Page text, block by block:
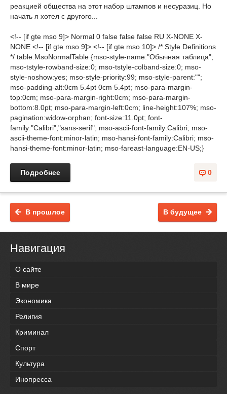
реакцией общества на этот набор штампов и несуразиц. Но
начать я хотел с другого...
<!-- [if gte mso 9]> Normal 0 false false false RU X-NONE X-
NONE <!-- [if gte mso 9]> <!-- [if gte mso 10]> /* Style Definitions
*/ table.MsoNormalTable {mso-style-name:"Обычная таблица";
mso-tstyle-rowband-size:0; mso-tstyle-colband-size:0; mso-
style-noshow:yes; mso-style-priority:99; mso-style-parent:"";
mso-padding-alt:0cm 5.4pt 0cm 5.4pt; mso-para-margin-
top:0cm; mso-para-margin-right:0cm; mso-para-margin-
bottom:8.0pt; mso-para-margin-left:0cm; line-height:107%; mso-
pagination:widow-orphan; font-size:11.0pt; font-
family:"Calibri","sans-serif"; mso-ascii-font-family:Calibri; mso-
ascii-theme-font:minor-latin; mso-hansi-font-family:Calibri; mso-
hansi-theme-font:minor-latin; mso-fareast-language:EN-US;}
0
Подробнее
В будущее
В прошлое
Навигация
О сайте
В мире
Экономика
Религия
Криминал
Спорт
Культура
Инопресса